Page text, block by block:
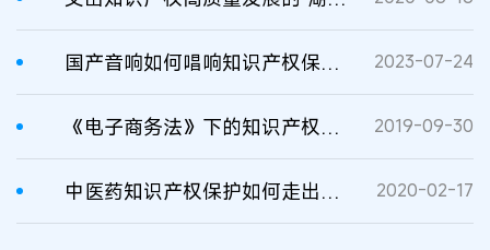
国产音响如何唱响知识产权保护“好声音”？ 2023-07-24
《电子商务法》下的知识产权保护 2019-09-30
中医药知识产权保护如何走出困境？ 2020-02-17